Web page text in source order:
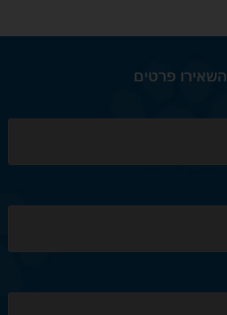
השאירו פרטים